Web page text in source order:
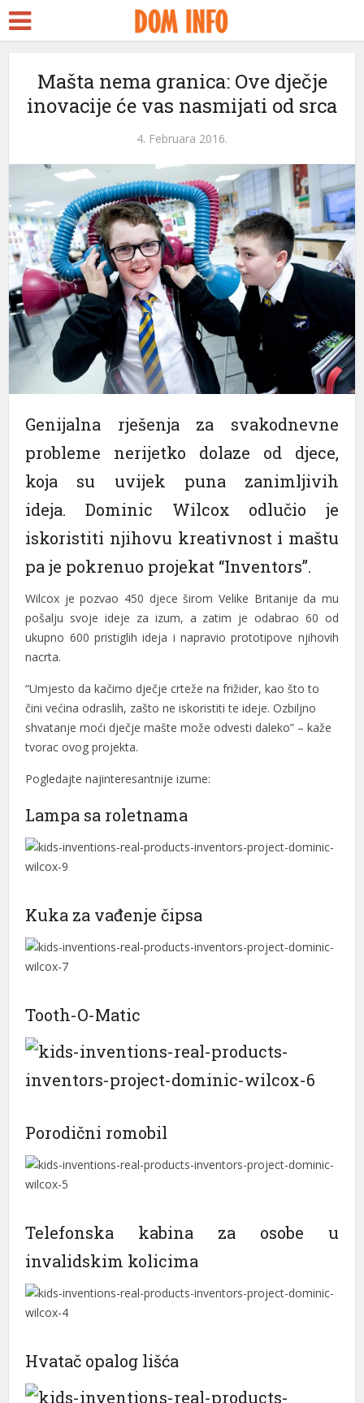
Mašta nema granica: Ove dječje
inovacije će vas nasmijati od srca
4. Februara 2016.
Genijalna rješenja za svakodnevne
probleme nerijetko dolaze od djece,
koja su uvijek puna zanimljivih
ideja. Dominic Wilcox odlučio je
iskoristiti njihovu kreativnost i maštu
pa je pokrenuo projekat “Inventors”.
Wilcox je pozvao 450 djece širom Velike Britanije da mu
pošalju svoje ideje za izum, a zatim je odabrao 60 od
ukupno 600 pristiglih ideja i napravio prototipove njihovih
nacrta.
“Umjesto da kačimo dječjecrteže na frižider, kao što to
čini većina odraslih, zašto neiskoristiti te ideje. Ozbiljno
shvatanje moći dječje mašte može odvesti daleko” – kaže
tvorac ovog projekta.
Pogledajte najinteresantnije izume:
Lampa sa roletnama
Kuka za vađenje čipsa
Tooth-O-Matic
Porodični romobil
Telefonska kabina za osobe u
invalidskim kolicima
Hvatač opalog lišća